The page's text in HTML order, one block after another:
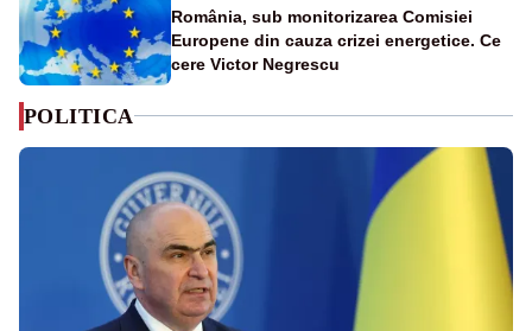
România, sub monitorizarea Comisiei
Europene din cauza crizei energetice. Ce
cere Victor Negrescu
POLITICA